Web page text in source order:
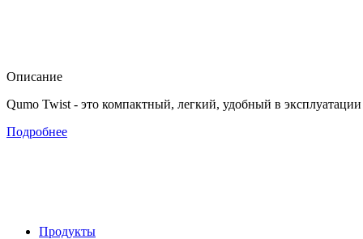
Описание
Qumo Twist - это компактный, легкий, удобный в
Подробнее
Продукты